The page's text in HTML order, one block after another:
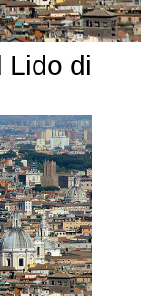
Lido di